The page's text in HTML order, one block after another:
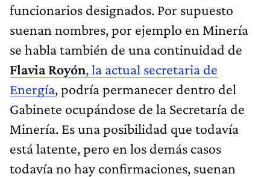
funcionarios designados. Por supuesto
suenan nombres, por ejemplo en Minería
se habla también de una continuidad de
Flavia Royón, la actual secretaria de
Energía, podría permanecer dentro del
Gabinete ocupándose de la Secretaría de
Minería. Es una posibilidad que todavía
está latente, pero en los demás casos
todavía no hay confirmaciones, suenan